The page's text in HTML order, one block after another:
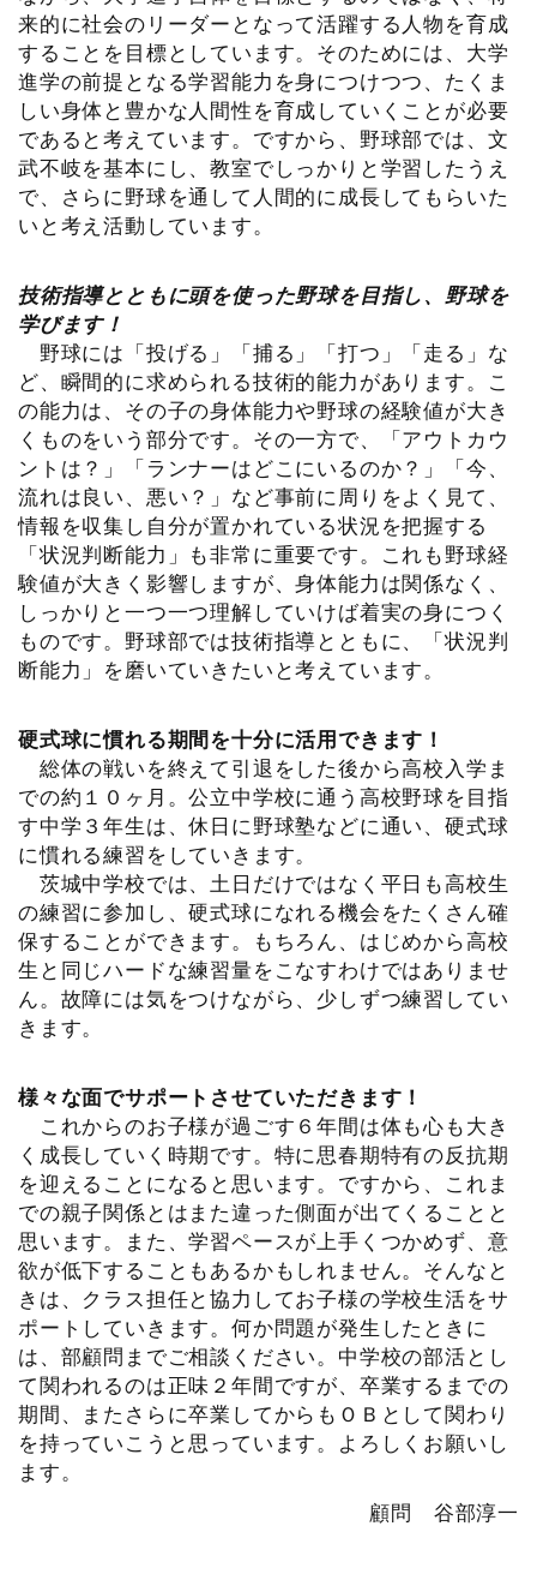
来的に社会のリーダーとなって活躍する人物を育成
することを目標としています。そのためには、大学
進学の前提となる学習能力を身につけつつ、たくま
しい身体と豊かな人間性を育成していくことが必要
であると考えています。ですから、野球部では、文
武不岐を基本にし、教室でしっかりと学習したうえ
で、さらに野球を通して人間的に成長してもらいた
いと考え活動しています。
技術指導とともに頭を使った野球を目指し、野球を
学びます！
野球には「投げる」「捕る」「打つ」「走る」な
ど、瞬間的に求められる技術的能力があります。こ
の能力は、その子の身体能力や野球の経験値が大き
くものをいう部分です。その一方で、「アウトカウ
ントは？」「ランナーはどこにいるのか？」「今、
流れは良い、悪い？」など事前に周りをよく見て、
情報を収集し自分が置かれている状況を把握する
「状況判断能力」も非常に重要です。これも野球経
験値が大きく影響しますが、身体能力は関係なく、
しっかりと一つ一つ理解していけば着実の身につく
ものです。野球部では技術指導とともに、「状況判
断能力」を磨いていきたいと考えています。
硬式球に慣れる期間を十分に活用できます！
総体の戦いを終えて引退をした後から高校入学ま
での約１０ヶ月。公立中学校に通う高校野球を目指
す中学３年生は、休日に野球塾などに通い、硬式球
に慣れる練習をしていきます。
茨城中学校では、土日だけではなく平日も高校生
の練習に参加し、硬式球になれる機会をたくさん確
保することができます。もちろん、はじめから高校
生と同じハードな練習量をこなすわけではありませ
ん。故障には気をつけながら、少しずつ練習してい
きます。
様々な面でサポートさせていただきます！
これからのお子様が過ごす６年間は体も心も大き
く成長していく時期です。特に思春期特有の反抗期
を迎えることになると思います。ですから、これま
での親子関係とはまた違った側面が出てくることと
思います。また、学習ペースが上手くつかめず、意
欲が低下することもあるかもしれません。そんなと
きは、クラス担任と協力してお子様の学校生活をサ
ポートしていきます。何か問題が発生したときに
は、部顧問までご相談ください。中学校の部活とし
て関われるのは正味２年間ですが、卒業するまでの
期間、またさらに卒業してからもＯＢとして関わり
を持っていこうと思っています。よろしくお願いし
ます。
顧問 谷部淳一